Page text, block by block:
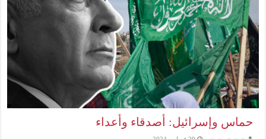
حماس وإسرائيل: أصدقاء وأعداء